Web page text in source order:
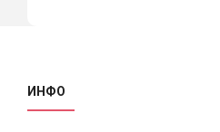
ИНФО